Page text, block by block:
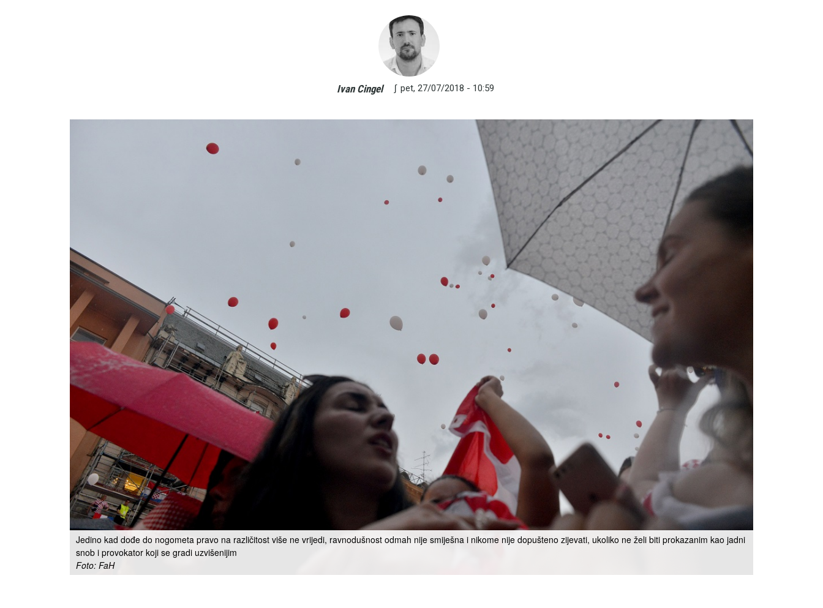
Ivan Cingel ∫ pet, 27/07/2018 - 10:59
Jedino kad dođe do nogometa pravo na različitost više ne vrijedi, ravnodušnost odmah nije smiješna i nikome nije dopušteno zijevati, ukoliko ne želi biti prokazanim kao jadni
snob i provokator koji se gradi uzvišenijim
Foto: FaH